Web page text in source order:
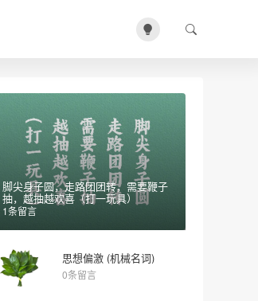
脚尖身子圆，走路团团转，需要鞭子
抽，越抽越欢喜（打一玩具）
1条留言
思想偏激 (机械名词)
0条留言